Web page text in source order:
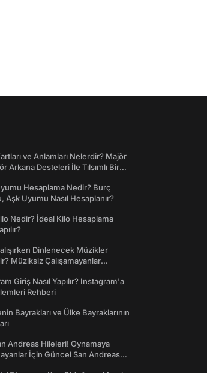
ve Anlamları Nelerdir? Majör
Arkana Desteleri İle Tılsımlı Bir
Hesaplama Nedir? Burç
Aşk Uyumu Nasıl Hesaplanır?
Nedir? İdeal Kilo Hesaplama
Dinlenecek Müzikler
Müziksiz Çalışamayanlar
Giriş Nasıl Yapılır? Instagram'a
Rehberi
Bayrakları ve Ülke Bayraklarının
Andreas Hileleri! Oynamaya
İçin Güncel San Andreas